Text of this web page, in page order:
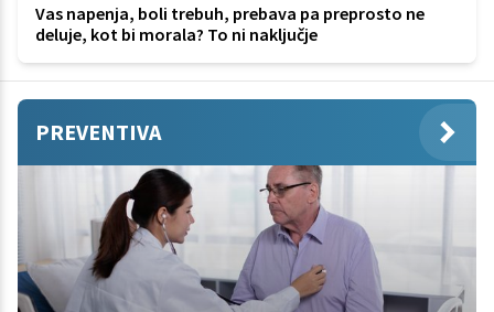
Vas napenja, boli trebuh, prebava pa preprosto ne
deluje, kot bi morala? To ni naključje
PREVENTIVA